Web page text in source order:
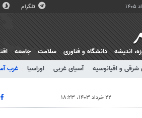
تلگرام
انديشه دانشگاه و فناوری سلامت جامعه
شرقی و اقیانوسیه آسیای غربی اوراسیا غرب
۲۲ خرداد ۱۴۰۳، ۱۸:۲۳